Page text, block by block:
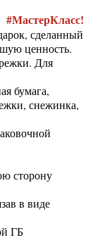
#МастерКласс!
сделанный
ценность.
Для
бумага,
снежинка,
сторону
в виде
ГБ